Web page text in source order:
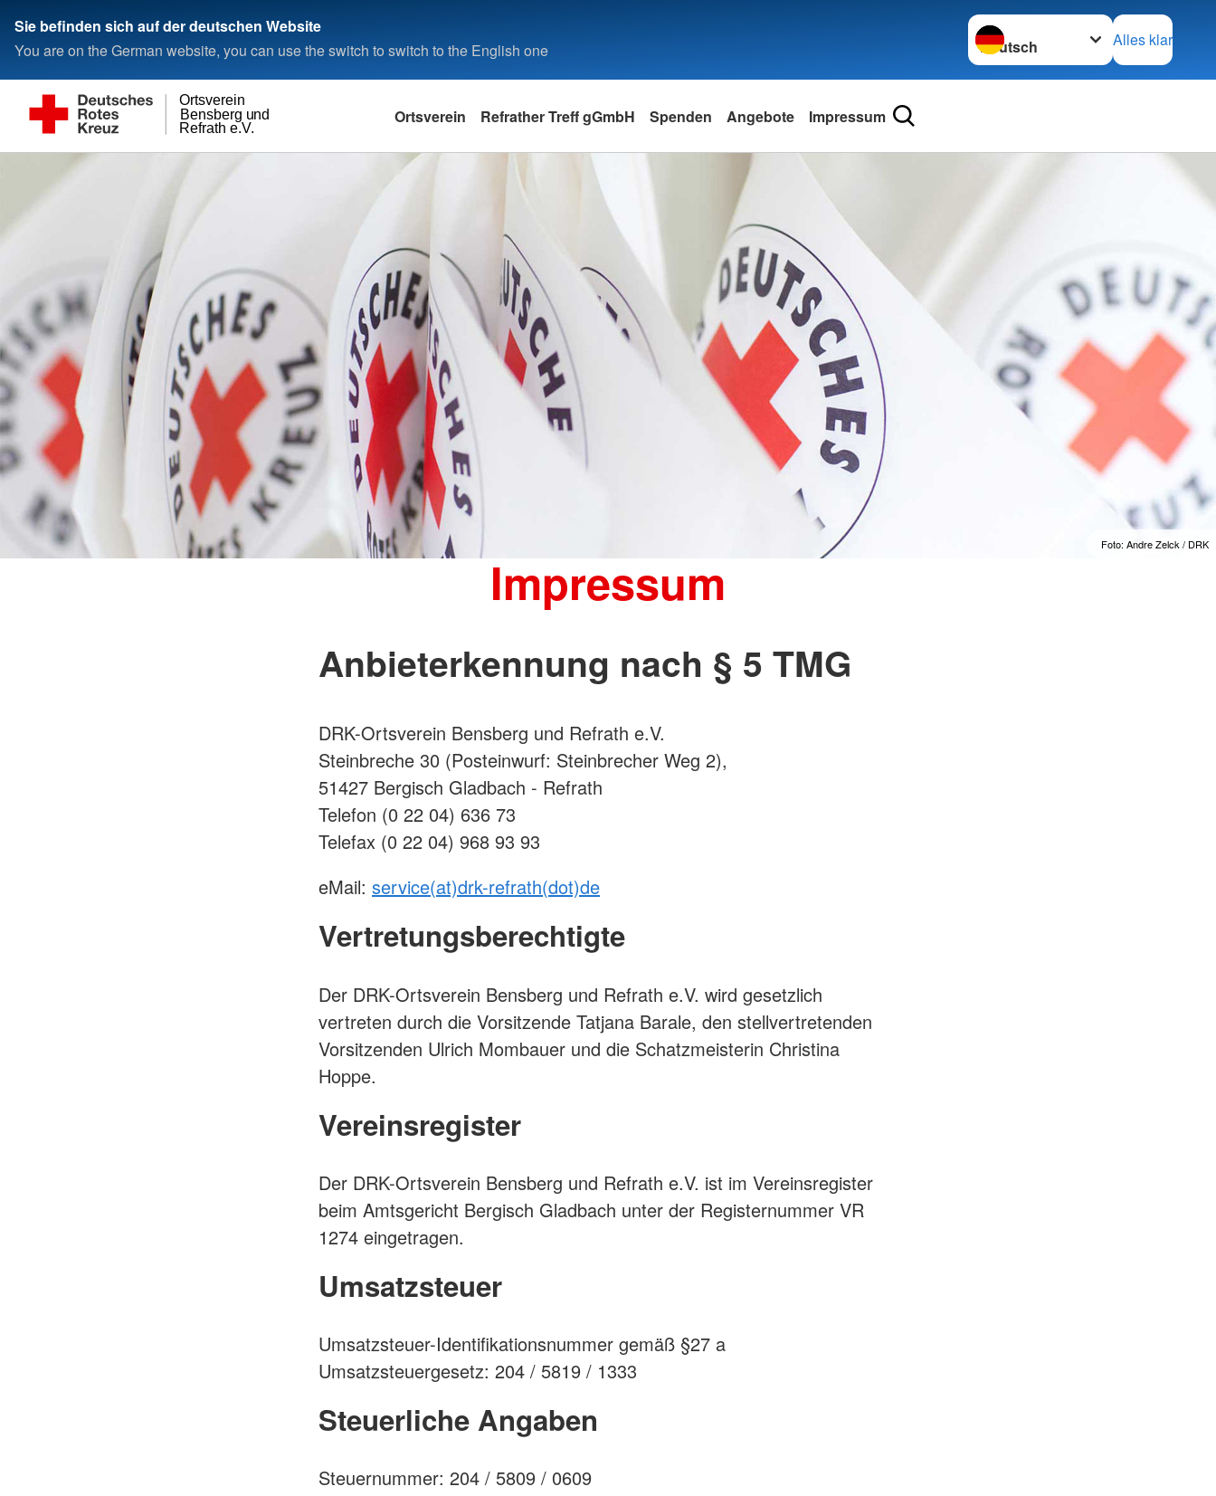
Sie befinden sich auf der deutschen Website
You are on the German website, you can use the switch to switch to the English one
Sprache wechseln zu
Alles klar
Refrath e.V.
Bensberg und
Ortsverein
Ortsverein Refrather Treff gGmbH Spenden Angebote Impressum
Foto: Andre Zelck / DRK
Impressum
Anbieterkennung nach § 5 TMG
DRK-Ortsverein Bensberg und Refrath e.V.
Steinbreche 30 (Posteinwurf: Steinbrecher Weg 2),
51427 Bergisch Gladbach - Refrath
Telefon (0 22 04) 636 73
Telefax (0 22 04) 968 93 93
eMail: service(at)drk-refrath(dot)de
Vertretungsberechtigte
Der DRK-Ortsverein Bensberg und Refrath e.V. wird gesetzlich
vertreten durch die Vorsitzende Tatjana Barale, den stellvertretenden
Vorsitzenden Ulrich Mombauer und die Schatzmeisterin Christina
Hoppe.
Vereinsregister
Der DRK-Ortsverein Bensberg und Refrath e.V. ist im Vereinsregister
beim Amtsgericht Bergisch Gladbach unter der Registernummer VR
1274 eingetragen.
Umsatzsteuer
Umsatzsteuer-Identifikationsnummer gemäß §27 a
Umsatzsteuergesetz: 204 / 5819 / 1333
Steuerliche Angaben
Steuernummer: 204 / 5809 / 0609